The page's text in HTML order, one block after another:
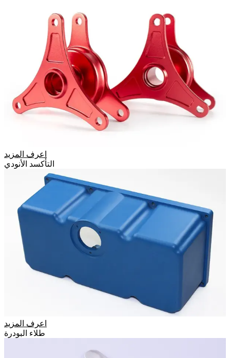
اعرف المزيد
التأكسد الأنودي
اعرف المزيد
طلاء البودرة